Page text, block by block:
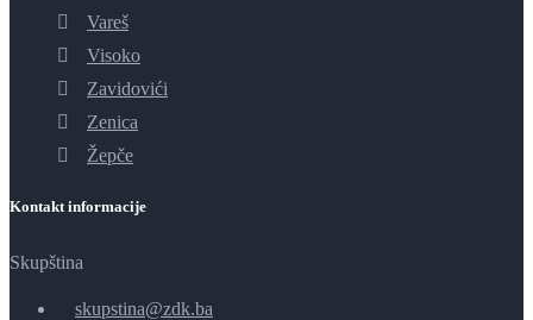
Vareš
Visoko
Zavidovići
Zenica
Žepče
Kontakt informacije
Skupština
skupstina@zdk.ba